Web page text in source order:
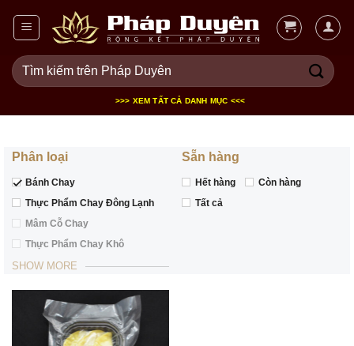
dung
Tìm
kiếm:
>>> XEM TẤT CẢ DANH MỤC <<<
Phân loại
Bánh Chay
Thực Phẩm Chay Đông Lạnh
Mâm Cỗ Chay
Thực Phẩm Chay Khô
SHOW MORE
Sẵn hàng
Hết hàng
Còn hàng
Tất cả